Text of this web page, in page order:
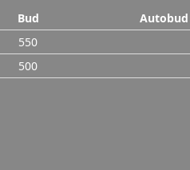
Bud
Autobud
550
500